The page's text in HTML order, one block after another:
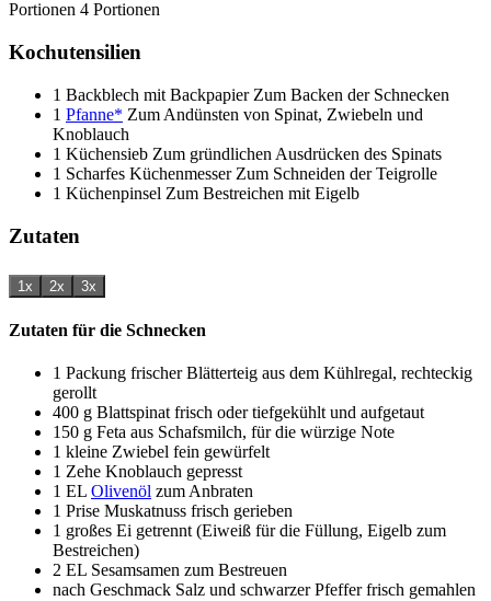
Portionen 4 Portionen
Kochutensilien
1 Backblech mit Backpapier Zum Backen der Schnecken
1 Pfanne* Zum Andünsten von Spinat, Zwiebeln und
Knoblauch
1 Küchensieb Zum gründlichen Ausdrücken des Spinats
1 Scharfes Küchenmesser Zum Schneiden der Teigrolle
1 Küchenpinsel Zum Bestreichen mit Eigelb
Zutaten
1x 2x 3x
Zutaten für die Schnecken
1 Packung frischer Blätterteig aus dem Kühlregal, rechteckig
gerollt
400 g Blattspinat frisch oder tiefgekühlt und aufgetaut
150 g Feta aus Schafsmilch, für die würzige Note
1 kleine Zwiebel fein gewürfelt
1 Zehe Knoblauch gepresst
1 EL Olivenöl zum Anbraten
1 Prise Muskatnuss frisch gerieben
1 großes Ei getrennt (Eiweiß für die Füllung, Eigelb zum
Bestreichen)
2 EL Sesamsamen zum Bestreuen
nach Geschmack Salz und schwarzer Pfeffer frisch gemahlen